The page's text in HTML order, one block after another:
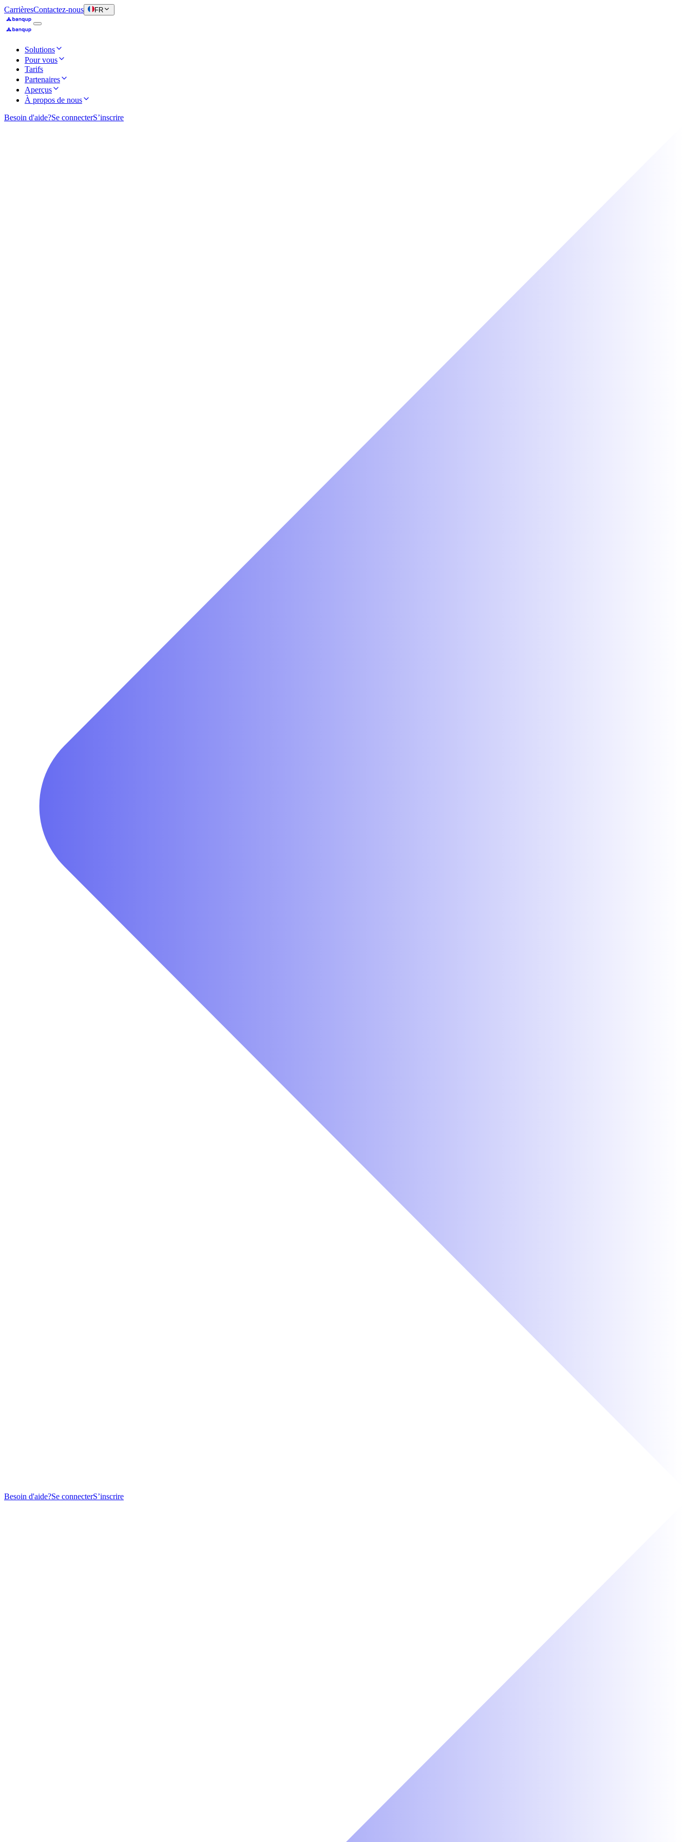
CarrièresContactez-nous FR
Solutions
Pour vous
Tarifs
Partenaires
Aperçus
À propos de nous
Besoin d'aide?Se connecterS’inscrire
Besoin d'aide?Se connecterS’inscrire